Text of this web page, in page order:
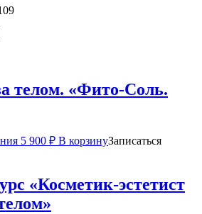
телом. «Фито-Соль.
5 900 ₽ В корзинуЗаписаться
«Косметик-эстетист